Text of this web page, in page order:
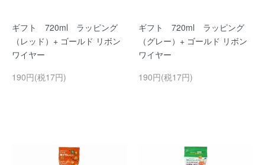
ギフト 720ml ラッピング
（レッド）+ ゴールド リボン
ワイヤー
190円(税17円)
ギフト 720ml ラッピング
（グレー）+ ゴールド リボン
ワイヤー
190円(税17円)